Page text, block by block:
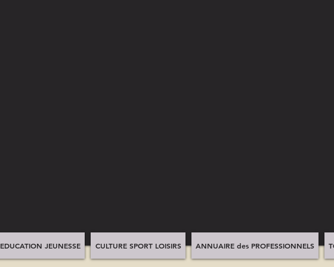
EDUCATION JEUNESSE CULTURE SPORT LOISIRS ANNUAIRE des PROFESSIONNELS